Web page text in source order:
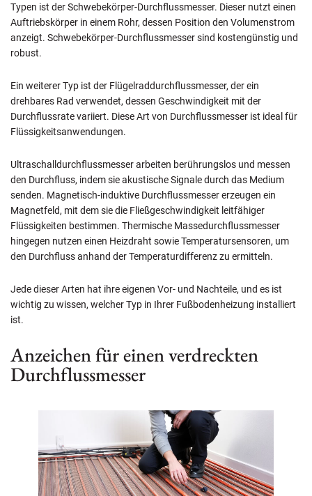
Typen ist der Schwebekörper-Durchflussmesser. Dieser nutzt einen
Auftriebskörper in einem Rohr, dessen Position den Volumenstrom
anzeigt. Schwebekörper-Durchflussmesser sind kostengünstig und
robust.
Ein weiterer Typ ist der Flügelraddurchflussmesser, der ein
drehbares Rad verwendet, dessen Geschwindigkeit mit der
Durchflussrate variiert. Diese Art von Durchflussmesser ist ideal für
Flüssigkeitsanwendungen.
Ultraschalldurchflussmesser arbeiten berührungslos und messen
den Durchfluss, indem sie akustische Signale durch das Medium
senden. Magnetisch-induktive Durchflussmesser erzeugen ein
Magnetfeld, mit dem sie die Fließgeschwindigkeit leitfähiger
Flüssigkeiten bestimmen. Thermische Massedurchflussmesser
hingegen nutzen einen Heizdraht sowie Temperatursensoren, um
den Durchfluss anhand der Temperaturdifferenz zu ermitteln.
Jede dieser Arten hat ihre eigenen Vor- und Nachteile, und es ist
wichtig zu wissen, welcher Typ in Ihrer Fußbodenheizung installiert
ist.
Anzeichen für einen verdreckten
Durchflussmesser